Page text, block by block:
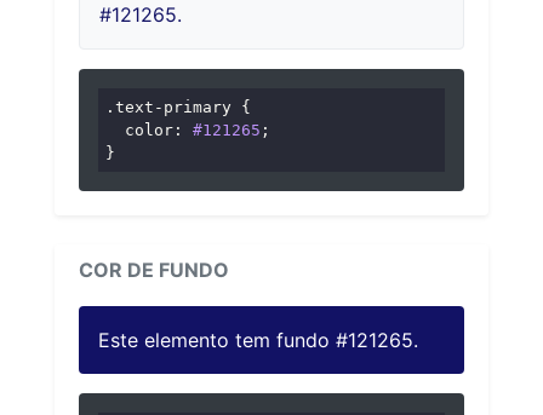
#121265.
.text-primary {
color : #121265 ;
}
COR DE FUNDO
Este elemento tem fundo #121265.